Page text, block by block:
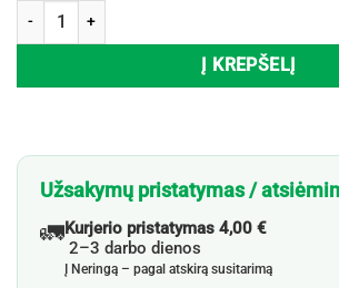
produkto kiekis: Skraidančių vabzdžių
Į KREPŠELĮ
Užsakymų pristatymas /
🚛Kurjerio pristatymas 4,00 €
2–3 darbo dienos
Į Neringą – pagal atskirą susitarimą